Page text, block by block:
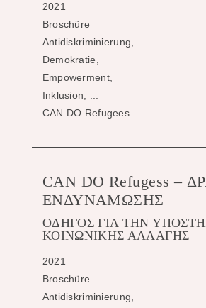
2021
Broschüre
Antidiskriminierung,
Demokratie,
Empowerment,
Inklusion, ...
CAN DO Refugees
CAN DO Refugess –
ΕΝΔΥΝΑΜΩΣΗΣ
ΟΔΗΓΟΣ ΓΙΑ ΤΗΝ
ΚΟΙΝΩΝΙΚΗΣ ΑΛΛΑΓΗΣ
2021
Broschüre
Antidiskriminierung,